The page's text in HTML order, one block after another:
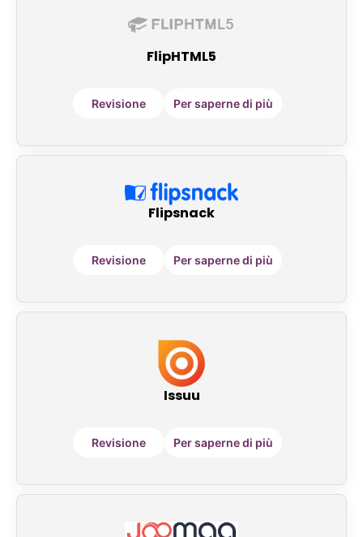
FlipHTML5
Revisione Per saperne di più
Flipsnack
Revisione Per saperne di più
Issuu
Revisione Per saperne di più